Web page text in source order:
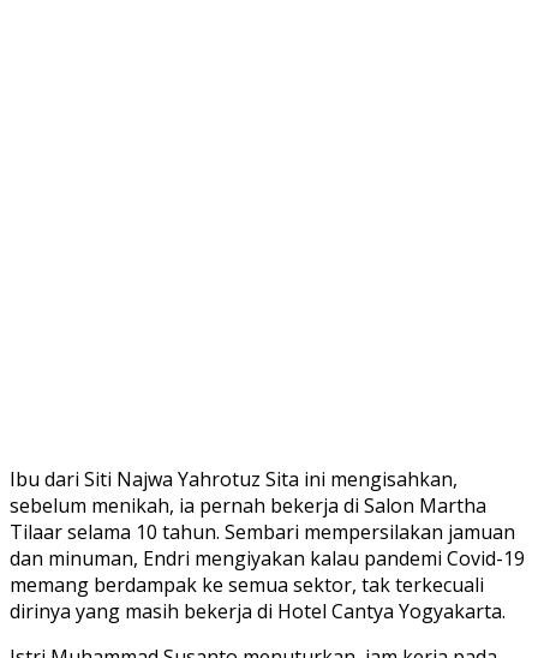
Ibu dari Siti Najwa Yahrotuz Sita ini mengisahkan,
sebelum menikah, ia pernah bekerja di Salon Martha
Tilaar selama 10 tahun. Sembari mempersilakan jamuan
dan minuman, Endri mengiyakan kalau pandemi Covid-19
memang berdampak ke semua sektor, tak terkecuali
dirinya yang masih bekerja di Hotel Cantya Yogyakarta.